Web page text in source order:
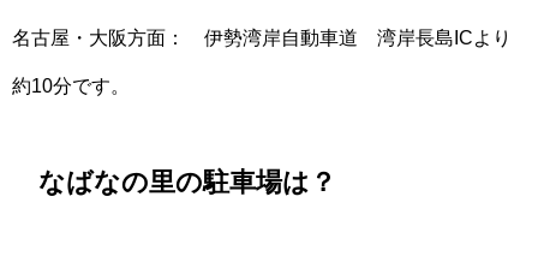
名古屋・大阪方面： 伊勢湾岸自動車道 湾岸長島ICより
約10分です。
なばなの里の駐車場は？